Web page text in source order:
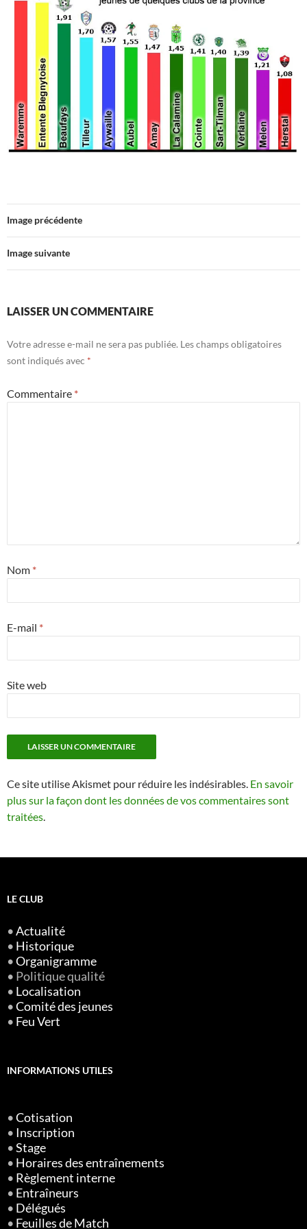
Image précédente
Image suivante
LAISSER UN COMMENTAIRE
Votre adresse e-mail ne sera pas publiée. Les champs obligatoires
sont indiqués avec *
Commentaire *
Nom *
E-mail *
Site web
Ce site utilise Akismet pour réduire les indésirables. En savoir
plus sur la façon dont les données de vos commentaires sont
traitées.
LE CLUB
•Actualité
• Historique
•Organigramme
• Politique qualité
• Localisation
•Comité des jeunes
• Feu Vert
INFORMATIONS UTILES
•Cotisation
• Inscription
•Stage
• Horaires des entraînements
• Règlement interne
• Entraîneurs
• Délégués
• Feuilles de Match